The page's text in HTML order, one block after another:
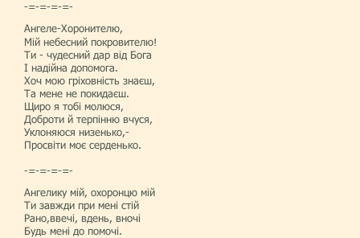
-=-=-=-=-
Ангеле-Хоронителю,
Мій небесний покровителю!
Ти - чудесний дар від Бога
І надійна допомога.
Хоч мою гріховність знаєш,
Та мене не покидаєш.
Щиро я тобі молюся,
Доброти й терпінню вчуся,
Уклоняюся низенько,-
Просвіти моє серденько.
-=-=-=-=-
Ангелику мій, охоронцю мій
Ти завжди при мені стій
Рано,ввечі, вдень, вночі
Будь мені до помочі.